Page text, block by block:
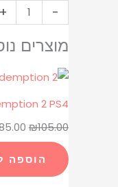
-
+
מוצרים
2 PS4
₪105.00
היה:
הוספה